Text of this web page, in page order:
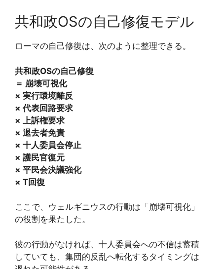
共和政OSの自己修復モデル
ローマの自己修復は、次のように整理できる。
共和政OSの自己修復
＝ 崩壊可視化
× 実行環境離反
× 代表回路要求
× 上訴権要求
× 退去者免責
× 十人委員会停止
× 護民官復元
× 平民会決議強化
× T回復
ここで、ウェルギニウスの行動は「崩壊可視化」
の役割を果たした。
彼の行動がなければ、十人委員会への不信は蓄積
していても、集団的反乱へ転化するタイミングは